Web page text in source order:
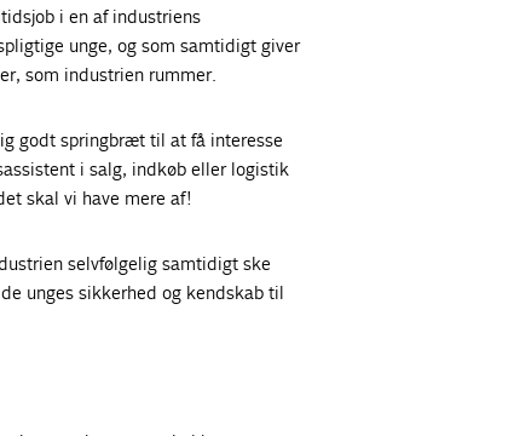
i en af industriens
unge, og som samtidigt giver
som industrien rummer.
godt springbræt til at få interesse
i salg, indkøb eller logistik
skal vi have mere af!
selvfølgelig samtidigt ske
unges sikkerhed og kendskab til